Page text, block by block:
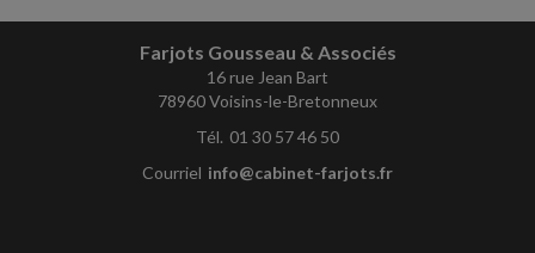
Farjots Gousseau & Associés
16 rue Jean Bart
78960 Voisins-le-Bretonneux
Tél. 01 30 57 46 50
Courriel info@cabinet-farjots.fr